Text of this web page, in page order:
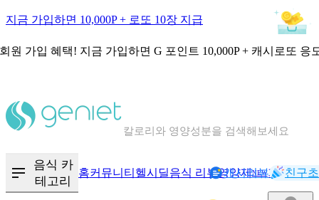
지금 가입하면 10,000P + 로또 10장 지급
원 가입 혜택! 지금 가입하면 G 포인트 10,000P + 캐시로또 응
칼로리와 영양성분을 검색해보세요
음식 카
테고리
홈커뮤니티 헬시딜음식 리뷰영양제NEW기록
캐시리뷰 친구